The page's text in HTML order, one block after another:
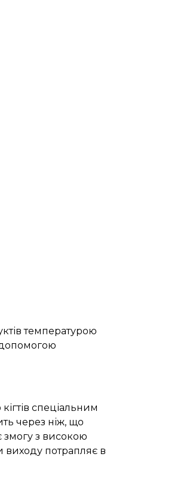
температурою
допомогою
спеціальним
через ніж, що
змогу з високою
виходу потрапляє в